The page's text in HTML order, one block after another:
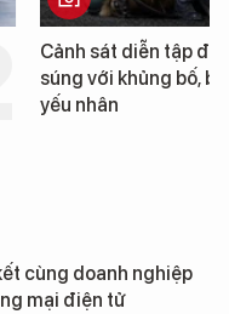
Cận cảnh chiến hạm
tống tàu sân bay USS
George Washington
cùng doanh nghiệp
mại điện tử